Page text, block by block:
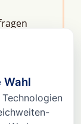
kann